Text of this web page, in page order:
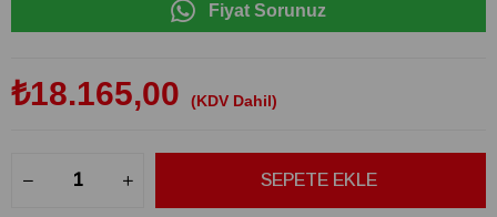
Fiyat Sorunuz
₺18.165,00 (KDV Dahil)